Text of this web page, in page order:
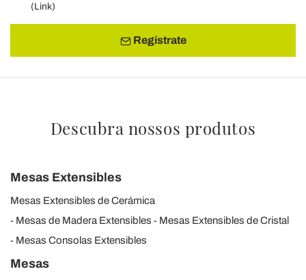
(Link)
Regístrate
Descubra nossos produtos
Mesas Extensibles
Mesas Extensibles de Cerámica
Mesas de Madera Extensibles
Mesas Extensibles de Cristal
Mesas Consolas Extensibles
Mesas